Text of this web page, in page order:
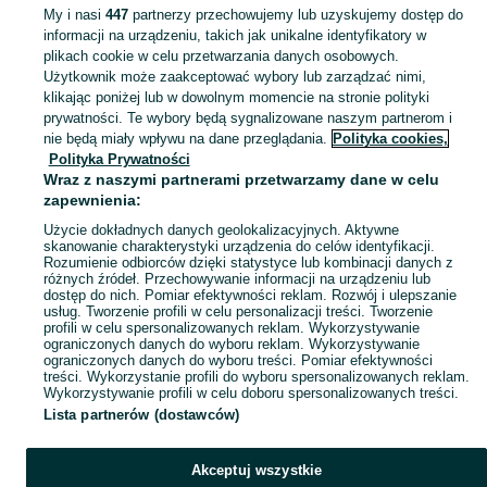
KATEGORIA
Mapa kategorii
Mapa miejscowości
Mapa ministron
Popularne wyszukiwania
My i nasi 447partnerzy przechowujemy lub uzyskujemy dostęp do
informacji na urządzeniu, takich jak unikalne identyfikatory w
plikach cookie w celu przetwarzania danych osobowych.
Użytkownik może zaakceptować wybory lub zarządzać nimi,
klikając poniżej lub w dowolnym momencie na stronie polityki
prywatności. Te wybory będą sygnalizowane naszym partnerom i
nie będą miały wpływu na dane przeglądania. Polityka cookies,
Polityka Prywatności
Wraz z naszymi partnerami przetwarzamy dane w celu
zapewnienia:
Użycie dokładnych danych geolokalizacyjnych. Aktywne
skanowanie charakterystyki urządzenia do celów identyfikacji.
Rozumienie odbiorców dzięki statystyce lub kombinacji danych z
różnych źródeł. Przechowywanie informacji na urządzeniu lub
dostęp do nich. Pomiar efektywności reklam. Rozwój i ulepszanie
usług. Tworzenie profili w celu personalizacji treści. Tworzenie
profili w celu spersonalizowanych reklam. Wykorzystywanie
ograniczonych danych do wyboru reklam. Wykorzystywanie
ograniczonych danych do wyboru treści. Pomiar efektywności
treści. Wykorzystanie profili do wyboru spersonalizowanych reklam.
Wykorzystywanie profili w celu doboru spersonalizowanych treści.
Lista partnerów (dostawców)
Akceptuj wszystkie